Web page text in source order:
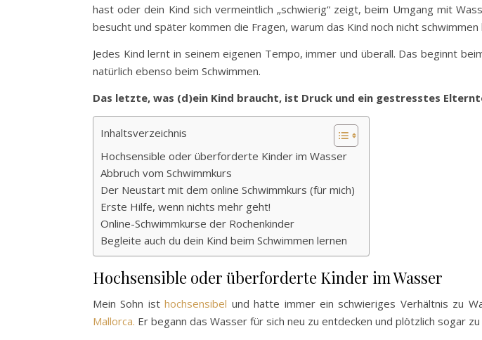
hast oder dein Kind sich vermeintlich „schwierig“ zeigt, beim Umgang mit
besucht und später kommen die Fragen, warum das Kind noch nicht
Jedes Kind lernt in seinem eigenen Tempo, immer und überall. Das beginnt
natürlich ebenso beim Schwimmen.
Das letzte, was (d)ein Kind braucht, ist Druck und ein gestresstes
Inhaltsverzeichnis
Hochsensible oder überforderte Kinder im Wasser
Abbruch vom Schwimmkurs
Der Neustart mit dem online Schwimmkurs (für mich)
Erste Hilfe, wenn nichts mehr geht!
Online-Schwimmkurse der Rochenkinder
Begleite auch du dein Kind beim Schwimmen lernen
Hochsensible oder überforderte Kinder im Wasser
Mein Sohn isthochsensibel und hatte immer ein schwieriges Verhältnis zu
Mallorca. Er begann das Wasser für sich neu zu entdecken und plötzlich sogar